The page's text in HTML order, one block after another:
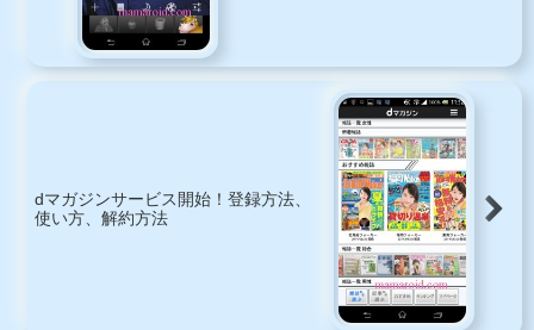
dマガジンサービス開始！登録方法、
使い方、解約方法